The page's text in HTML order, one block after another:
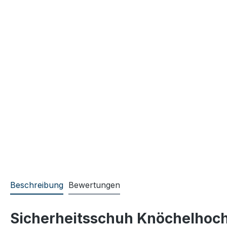
Beschreibung Bewertungen
Sicherheitsschuh